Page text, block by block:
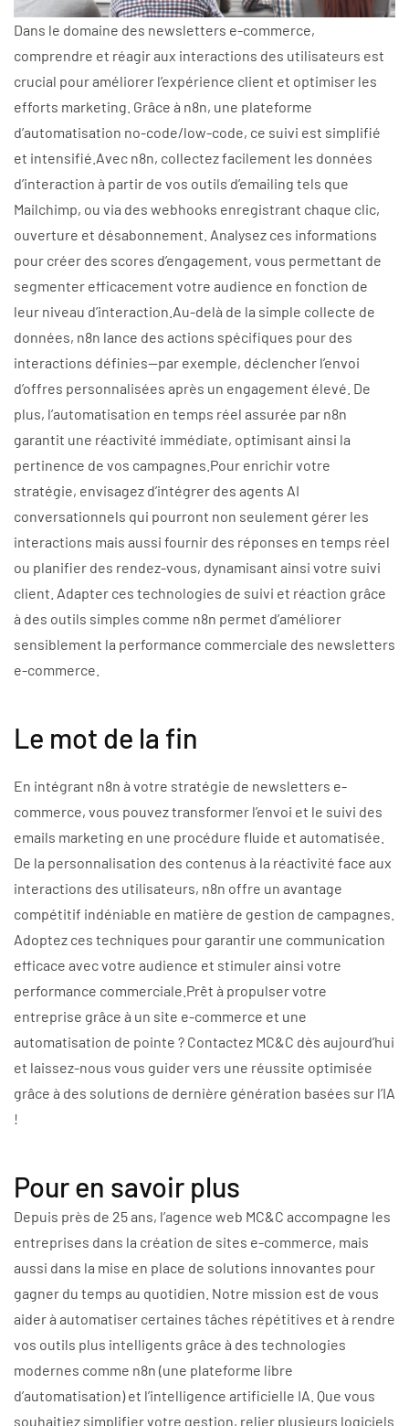
Dans le domaine des newsletters e-commerce,
comprendre et réagir aux interactions des utilisateurs est
crucial pour améliorer l’expérience client et optimiser les
efforts marketing. Grâce à n8n, une plateforme
d’automatisation no-code/low-code, ce suivi est simplifié
et intensifié.Avec n8n, collectez facilement les données
d’interaction à partir de vos outils d’emailing tels que
Mailchimp, ou via des webhooks enregistrant chaque clic,
ouverture et désabonnement. Analysez ces informations
pour créer des scores d’engagement, vous permettant de
segmenter efficacement votre audience en fonction de
leur niveau d’interaction.Au-delà de la simple collecte de
données, n8n lance des actions spécifiques pour des
interactions définies—par exemple, déclencher l’envoi
d’offres personnalisées après un engagement élevé. De
plus, l’automatisation en temps réel assurée par n8n
garantit une réactivité immédiate, optimisant ainsi la
pertinence de vos campagnes.Pour enrichir votre
stratégie, envisagez d’intégrer des agents AI
conversationnels qui pourront non seulement gérer les
interactions mais aussi fournir des réponses en temps réel
ou planifier des rendez-vous, dynamisant ainsi votre suivi
client. Adapter ces technologies de suivi et réaction grâce
à des outils simples comme n8n permet d’améliorer
sensiblement la performance commerciale des newsletters
e-commerce.
Le mot de la fin
En intégrant n8n à votre stratégie de newsletters e-
commerce, vous pouvez transformer l’envoi et le suivi des
emails marketing en une procédure fluide et automatisée.
De la personnalisation des contenus à la réactivité face aux
interactions des utilisateurs, n8n offre un avantage
compétitif indéniable en matière de gestion de campagnes.
Adoptez ces techniques pour garantir une communication
efficace avec votre audience et stimuler ainsi votre
performance commerciale.Prêt à propulser votre
entreprise grâce à un site e-commerce et une
automatisation de pointe ? Contactez MC&C dès aujourd’hui
et laissez-nous vous guider vers une réussite optimisée
grâce à des solutions de dernière génération basées sur l’IA
!
Pour en savoir plus
Depuis près de 25 ans, l’agence web MC&C accompagne les
entreprises dans la création de sites e-commerce, mais
aussi dans la mise en place de solutions innovantes pour
gagner du temps au quotidien. Notre mission est de vous
aider à automatiser certaines tâches répétitives et à rendre
vos outils plus intelligents grâce à des technologies
modernes comme n8n (une plateforme libre
d’automatisation) et l’intelligence artificielle IA. Que vous
souhaitiez simplifier votre gestion, relier plusieurs logiciels